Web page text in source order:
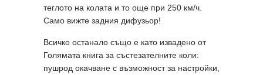
теглото на колата и то още при 250 км/ч.
Само вижте задния дифузьор!
Всичко останало също е като извадено от
Голямата книга за състезателните коли:
пушрод окачване с възможност за настройки,